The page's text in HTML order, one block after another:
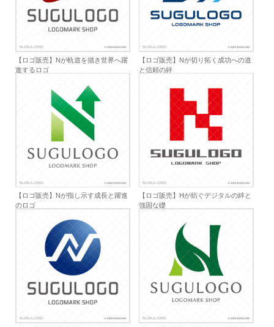
【ロゴ販売】Nが軌道を描き世界へ躍
進するロゴ
【ロゴ販売】Nが切り拓く成功への道
と信頼の絆
【ロゴ販売】Nが指し示す成長と躍進
のロゴ
【ロゴ販売】Hが紡ぐデジタルの絆と
強固な礎